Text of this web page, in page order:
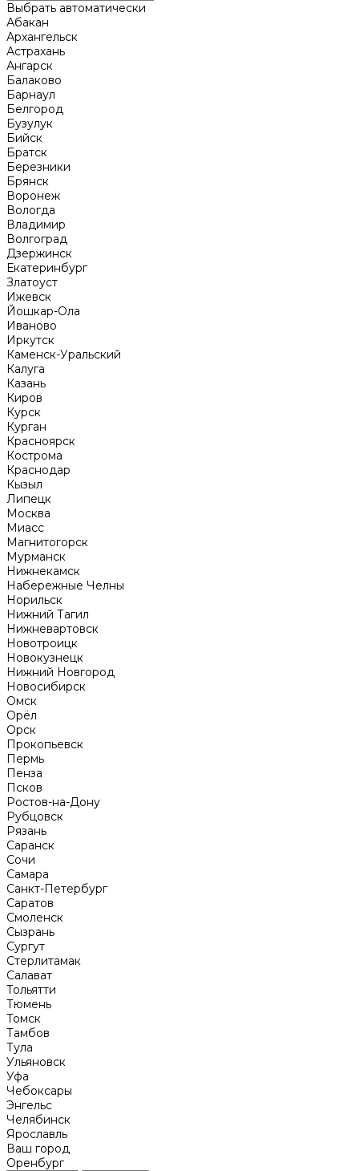
Выбрать автоматически
Абакан
Архангельск
Астрахань
Ангарск
Балаково
Барнаул
Белгород
Бузулук
Бийск
Братск
Березники
Брянск
Воронеж
Вологда
Владимир
Волгоград
Дзержинск
Екатеринбург
Златоуст
Ижевск
Йошкар-Ола
Иваново
Иркутск
Каменск-Уральский
Калуга
Казань
Киров
Курск
Курган
Красноярск
Кострома
Краснодар
Кызыл
Липецк
Москва
Миасс
Магнитогорск
Мурманск
Нижнекамск
Набережные Челны
Норильск
Нижний Тагил
Нижневартовск
Новотроицк
Новокузнецк
Нижний Новгород
Новосибирск
Омск
Орёл
Орск
Прокопьевск
Пермь
Пенза
Псков
Ростов-на-Дону
Рубцовск
Рязань
Саранск
Сочи
Самара
Санкт-Петербург
Саратов
Смоленск
Сызрань
Сургут
Стерлитамак
Салават
Тольятти
Тюмень
Томск
Тамбов
Тула
Ульяновск
Уфа
Чебоксары
Энгельс
Челябинск
Ярославль
Ваш город
Оренбург